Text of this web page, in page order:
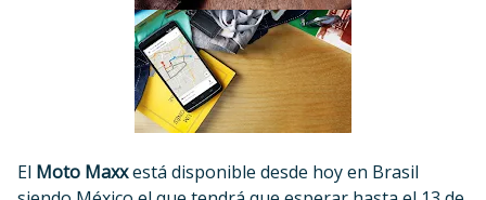
El Moto Maxxestá disponible desde hoy en Brasil